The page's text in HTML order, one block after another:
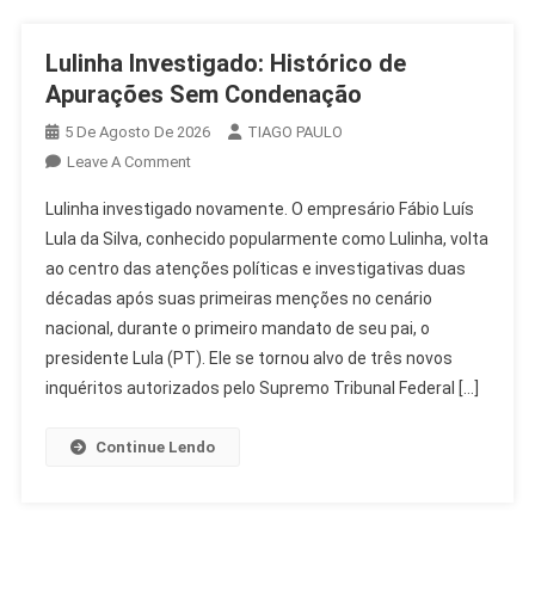
Lulinha Investigado: Histórico de
Apurações Sem Condenação
5 De Agosto De 2026
TIAGO PAULO
Leave A CommentOn
Investigado:
Histórico
De
Apurações
Sem
Condenação
Lulinha investigado novamente. O empresário Fábio Luís
Lula da Silva, conhecido popularmente como Lulinha, volta
ao centro das atenções políticas e investigativas duas
décadas após suas primeiras menções no cenário
nacional, durante o primeiro mandato de seu pai, o
presidente Lula (PT). Ele se tornou alvo de três novos
inquéritos autorizados pelo Supremo Tribunal Federal […]
Continue Lendo